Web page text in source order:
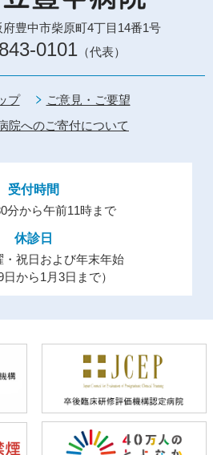
豊中市柴原町4丁目14番1号
0101（代表）
プ
ご意見・ご要望
院へのご寄付について
受付時間
分から午前11時まで
休診日
・祝日および年末年始
日から1月3日まで）